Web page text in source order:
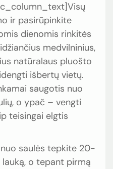
ir pasirūpinkite
dienomis rinkitės
medvilninius,
natūralaus pluošto
išbertų vietų.
saugotis nuo
o ypač – vengti
teisingai elgtis
saulės tepkite 20-
o tepant pirmą